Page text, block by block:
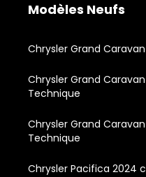
Modèles Neufs
Chrysler Grand
Chrysler Grand
Technique
Chrysler Grand
Technique
Chrysler Pacifica 2024